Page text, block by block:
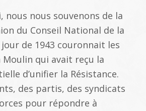
nous nous souvenons de la
du Conseil National de la
jour de 1943 couronnait les
Moulin qui avait reçu la
d’unifier la Résistance.
des partis, des syndicats
pour répondre à